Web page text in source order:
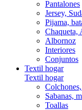
Pantalones
Jersey,
Pijama,
Chaqueta,
Albornoz
Interiores
Conjuntos
Textil hogar
Textil hogar
Sabanas,
Toallas